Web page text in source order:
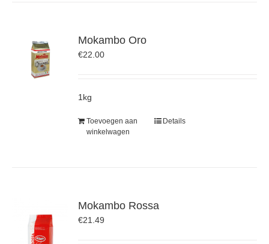
Mokambo Oro
€22.00
1kg
Toevoegen aan
winkelwagen
Details
Mokambo Rossa
€21.49